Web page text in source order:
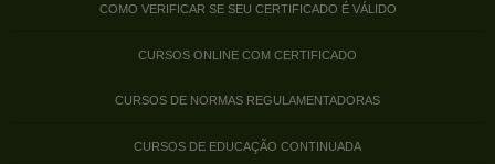
COMO VERIFICAR SE SEU CERTIFICADO É VÁLIDO
CURSOS ONLINE COM CERTIFICADO
CURSOS DE NORMAS REGULAMENTADORAS
CURSOS DE EDUCAÇÃO CONTINUADA